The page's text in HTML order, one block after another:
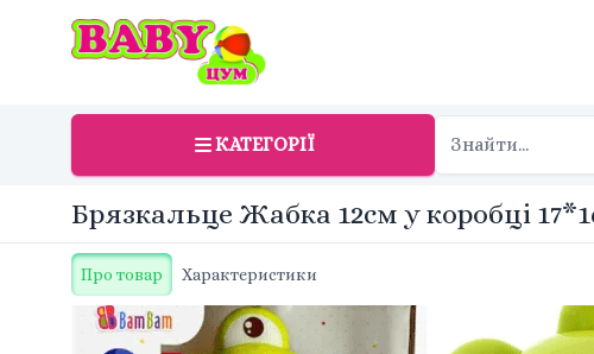
КАТЕГОРІЇ
Брязкальце Жабка 12см у коробці
Про товар Характеристики